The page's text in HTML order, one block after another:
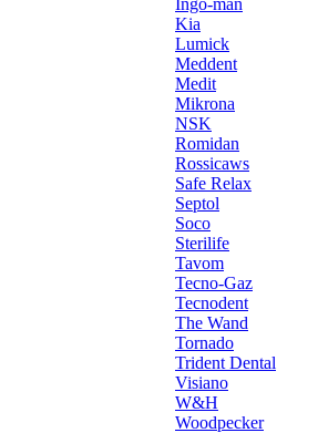
Ingo-man
Kia
Lumick
Meddent
Medit
Mikrona
NSK
Romidan
Rossicaws
Safe Relax
Septol
Soco
Sterilife
Tavom
Tecno-Gaz
Tecnodent
The Wand
Tornado
Trident Dental
Visiano
W&H
Woodpecker